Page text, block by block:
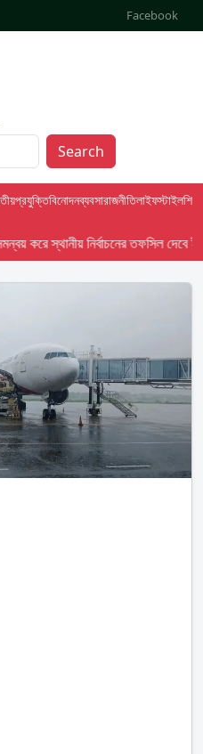
Facebook
Search
প্রযুক্তিবিনোদনব্যবসারাজনীতিলাইফস্টাইলশিক্ষা
স্থানীয় নির্বাচনের তফসিল দেবে